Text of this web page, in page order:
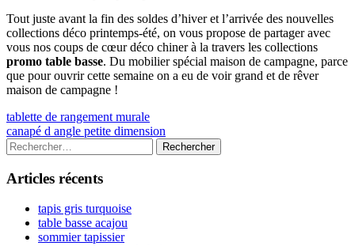
Tout juste avant la fin des soldes d’hiver et l’arrivée des nouvelles
collections déco printemps-été, on vous propose de partager avec
vous nos coups de cœur déco chiner à la travers les collections
promo table basse. Du mobilier spécial maison de campagne, parce
que pour ouvrir cette semaine on a eu de voir grand et de rêver
maison de campagne !
Navigation
de
l’article
Previous
article:
tablette de rangement murale
Next
article:
canapé d angle petite dimension
Colonne
latérale
principale
Rechercher :
Articles récents
tapis gris turquoise
table basse acajou
sommier tapissier